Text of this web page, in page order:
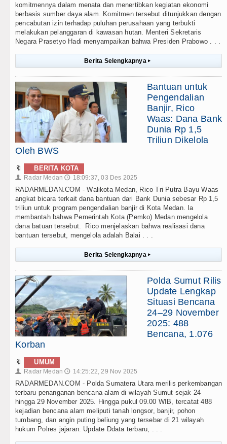
komitmennya dalam menata dan menertibkan kegiatan ekonomi
berbasis sumber daya alam. Komitmen tersebut ditunjukkan dengan
pencabutan izin terhadap puluhan perusahaan yang terbukti
melakukan pelanggaran di kawasan hutan. Menteri Sekretaris
Negara Prasetyo Hadi menyampaikan bahwa Presiden Prabowo . . .
Berita Selengkapnya ▸
Bantuan untuk
Pengendalian
Banjir, Rico
Waas: Dana Bank
Dunia Rp 1,5
Triliun Dikelola
Oleh BWS
🔖 BERITA KOTA
👤 Radar Medan 🕔 18:09:37, 03 Des 2025
RADARMEDAN.COM - Walikota Medan, Rico Tri Putra Bayu Waas
angkat bicara terkait dana bantuan dari Bank Dunia sebesar Rp 1,5
triliun untuk program pengendalian banjir di Kota Medan. Ia
membantah bahwa Pemerintah Kota (Pemko) Medan mengelola
dana batuan tersebut. Rico menjelaskan bahwa realisasi dana
bantuan tersebut, mengelola adalah Balai . . .
Berita Selengkapnya ▸
Polda Sumut Rilis
Update Lengkap
Situasi Bencana
24–29 November
2025: 488
Bencana, 1.076
Korban
🔖 UMUM
👤 Radar Medan 🕔 14:25:22, 29 Nov 2025
RADARMEDAN.COM - Polda Sumatera Utara merilis perkembangan
terbaru penanganan bencana alam di wilayah Sumut sejak 24
hingga 29 November 2025. Hingga pukul 09.00 WIB, tercatat 488
kejadian bencana alam meliputi tanah longsor, banjir, pohon
tumbang, dan angin puting beliung yang tersebar di 21 wilayah
hukum Polres jajaran. Update Ddata terbaru, . . .